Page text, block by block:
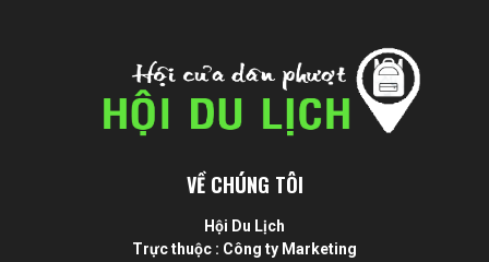
VỀ CHÚNG TÔI
Hội Du Lịch
Trực thuộc : Công ty Marketing